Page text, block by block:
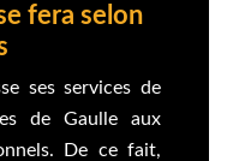
fera selon
ses services de
de Gaulle aux
De ce fait,